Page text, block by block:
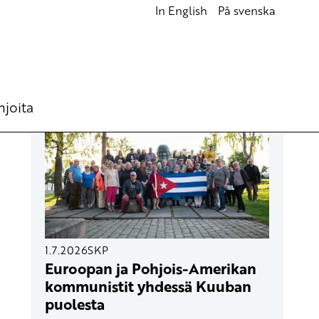
In English På svenska
1.7.2026SKP
Euroopan ja Pohjois-Amerikan
kommunistit yhdessä Kuuban
puolesta